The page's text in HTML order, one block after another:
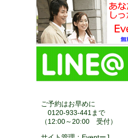
ご予約はお早めに
0120-933-441まで
（12:00～20:00 受付）